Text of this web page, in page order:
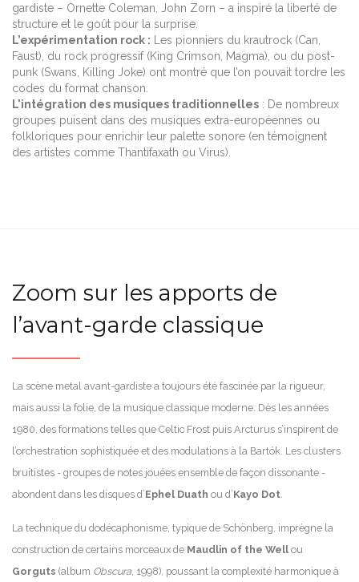
gardiste – Ornette Coleman, John Zorn – a inspiré la liberté de
structure et le goût pour la surprise.
L’expérimentation rock : Les pionniers du krautrock (Can,
Faust), du rock progressif (King Crimson, Magma), ou du post-
punk (Swans, Killing Joke) ont montré que l’on pouvait tordre les
codes du format chanson.
L'intégration des musiques traditionnelles : De nombreux
groupes puisent dans des musiques extra-européennes ou
folkloriques pour enrichir leur palette sonore (en témoignent
des artistes comme Thantifaxath ou Virus).
Zoom sur les apports de
l’avant-garde classique
La scène metal avant-gardiste a toujours été fascinée par la rigueur,
mais aussi la folie, de la musique classique moderne. Dès les années
1980, des formations telles que Celtic Frost puis Arcturus s’inspirent de
l’orchestration sophistiquée et des modulations à la Bartók. Les clusters
bruitistes - groupes de notes jouées ensemble de façon dissonante -
abondent dans les disques d’Ephel Duath ou d’Kayo Dot
La technique du dodécaphonisme, typique de Schönberg, imprègne la
construction de certains morceaux de Maudlin of the Well ou
Gorguts (album Obscura , 1998), poussant la complexité harmonique à